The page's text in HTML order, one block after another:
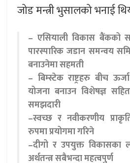
जोड मन्त्री भुसालको भनाई
– एसियाली विकास बैंकको
पारस्पारिक जडान समन्वय
बनाउनेमा सहमती
– बिम्स्टेक राष्ट्रहरु बीच
योजना बनाउन विशेषज्ञ
समझदारी
–स्वच्छ र नवीकरणीय
रुपमा प्रयोगमा गरिने
–दीगो र उपयुक्त विकासका
अर्थतन्त्र सबैभन्दा महत्वपुर्ण